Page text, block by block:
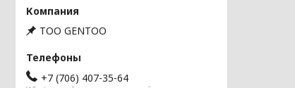
TOO GENTOO
+7 (706) 407-35-64